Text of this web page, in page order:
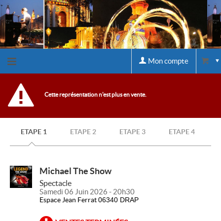
Retour
l'accueil
Retour
au site
Mon compte
Cette représentation n'est plus en vente.
ETAPE 1 ETAPE 2 ETAPE 3 ETAPE 4
Michael The Show
Spectacle
Samedi 06 Juin 2026 - 20h30
Espace Jean Ferrat06340 DRAP